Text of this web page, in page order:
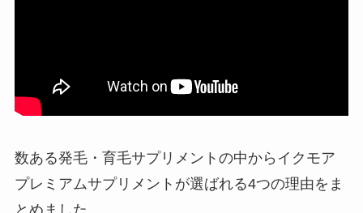
数ある発毛・育毛サプリメントの中からイクモア
プレミアムサプリメントが選ばれる4つの理由をま
とめました。